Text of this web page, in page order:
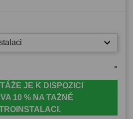
-
JE K DISPOZICI
10 % NA TAŽNÉ